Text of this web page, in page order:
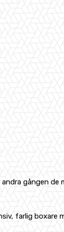
gången de
farlig boxare